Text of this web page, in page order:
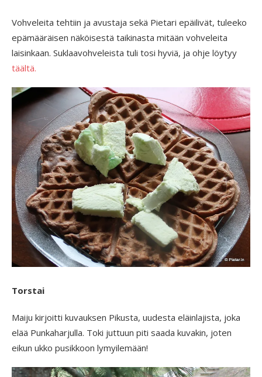
Vohveleita tehtiin ja avustaja sekä Pietari epäilivät, tuleeko
epämääräisen näköisestä taikinasta mitään vohveleita
laisinkaan. Suklaavohveleista tuli tosi hyviä, ja ohje löytyy
täältä.
Torstai
Maiju kirjoitti kuvauksen Pikusta, uudesta eläinlajista, joka
elää Punkaharjulla. Toki juttuun piti saada kuvakin, joten
eikun ukko pusikkoon lymyilemään!